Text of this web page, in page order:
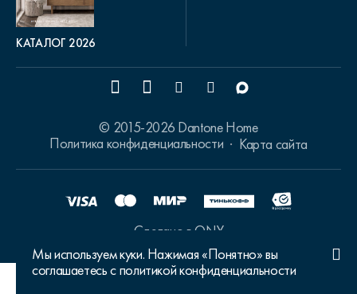
Мы используем куки. Нажимая «Понятно» вы
соглашаетесь с политикой конфиденциальности
КАТАЛОГ 2026
© 2015-2026 Dantone Home
Политика конфиденциальности
Карта сайта
Сделано в ONY